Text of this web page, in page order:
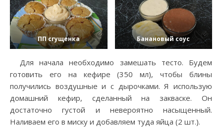
ПП сгущенка Банановый соус
Для начала необходимо замешать тесто. Будем
готовить его на кефире (350 мл), чтобы блины
получились воздушные и с дырочками. Я использую
домашний кефир, сделанный на закваске. Он
достаточно густой и невероятно насыщенный.
Наливаем его в миску и добавляем туда яйца (2 шт.).